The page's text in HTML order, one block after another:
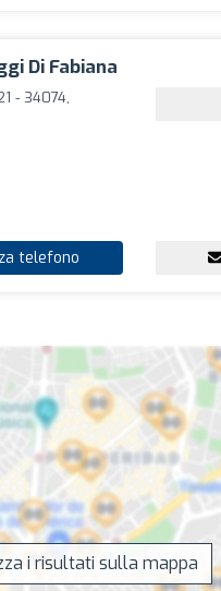
Di Fabiana
- 34074,
telefono
i risultati sulla mappa